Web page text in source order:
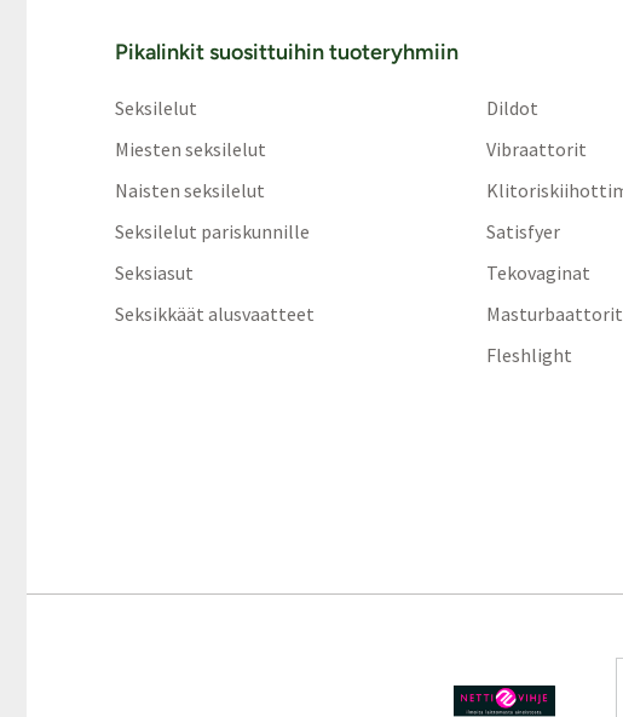
Pikalinkit suosittuihin tuoteryhmiin
Seksilelut
Miesten seksilelut
Naisten seksilelut
Seksilelut pariskunnille
Seksiasut
Seksikkäät alusvaatteet
Dildot
Vibraattorit
Satisfyer
Tekovaginat
Masturbaattorit
Fleshlight